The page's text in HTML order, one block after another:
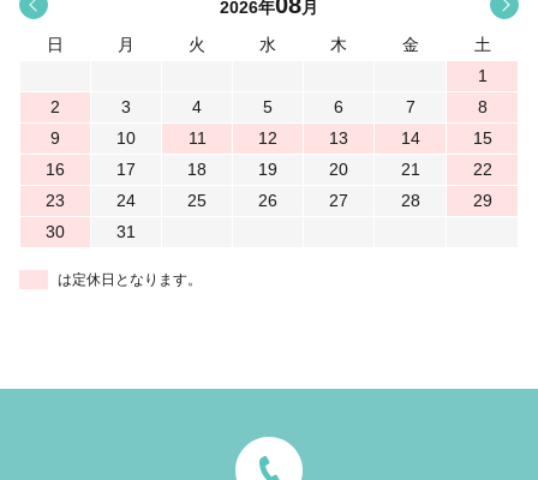
< 2026年
月
日
月 火 水 木 金
土
1
2
3 4 5 6 7
8
9
10 11 12 13 14
15
16
17 18 19 20 21
22
23
24 25 26 27 28
29
30
31
は定休日となります。